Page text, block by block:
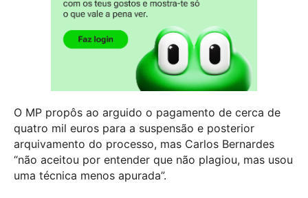
O MP propôs ao arguido o pagamento de cerca de
quatro mil euros para a suspensão e posterior
arquivamento do processo, mas Carlos Bernardes
“não aceitou por entender que não plagiou, mas usou
uma técnica menos apurada”.